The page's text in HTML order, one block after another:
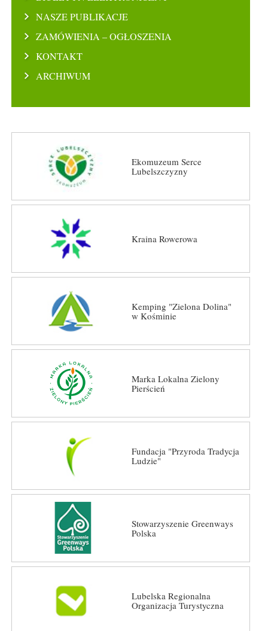
NASZE PUBLIKACJE
ZAMÓWIENIA – OGŁOSZENIA
KONTAKT
ARCHIWUM
Ekomuzeum Serce
Lubelszczyzny
Kraina Rowerowa
Kemping "Zielona Dolina"
w Kośminie
Marka Lokalna Zielony
Pierścień
Fundacja "Przyroda Tradycja
Ludzie"
Stowarzyszenie Greenways
Polska
Lubelska Regionalna
Organizacja Turystyczna